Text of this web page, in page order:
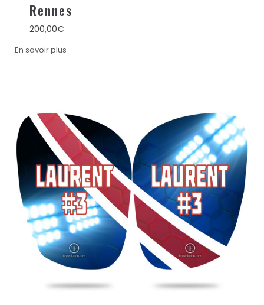
Rennes
200,00€
En savoir plus